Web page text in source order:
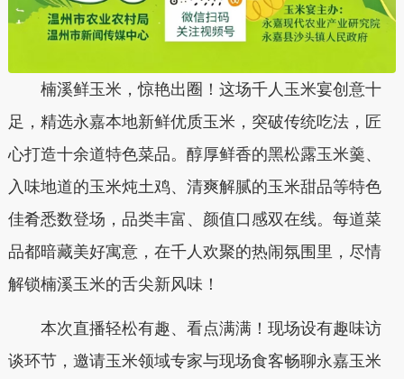
楠溪鲜玉米，惊艳出圈！这场千人玉米宴创意十
足，精选永嘉本地新鲜优质玉米，突破传统吃法，匠
心打造十余道特色菜品。醇厚鲜香的黑松露玉米羹、
入味地道的玉米炖土鸡、清爽解腻的玉米甜品等特色
佳肴悉数登场，品类丰富、颜值口感双在线。每道菜
品都暗藏美好寓意，在千人欢聚的热闹氛围里，尽情
解锁楠溪玉米的舌尖新风味！
本次直播轻松有趣、看点满满！现场设有趣味访
谈环节，邀请玉米领域专家与现场食客畅聊永嘉玉米